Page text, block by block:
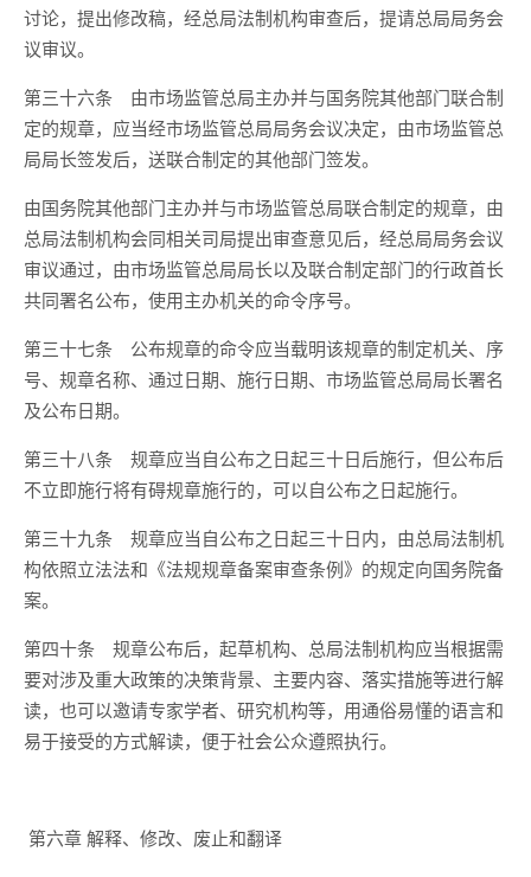
讨论，提出修改稿，经总局法制机构审查后，提请总局局务会
议审议。
第三十六条 由市场监管总局主办并与国务院其他部门联合制
定的规章，应当经市场监管总局局务会议决定，由市场监管总
局局长签发后，送联合制定的其他部门签发。
由国务院其他部门主办并与市场监管总局联合制定的规章，由
总局法制机构会同相关司局提出审查意见后，经总局局务会议
审议通过，由市场监管总局局长以及联合制定部门的行政首长
共同署名公布，使用主办机关的命令序号。
第三十七条 公布规章的命令应当载明该规章的制定机关、序
号、规章名称、通过日期、施行日期、市场监管总局局长署名
及公布日期。
第三十八条 规章应当自公布之日起三十日后施行，但公布后
不立即施行将有碍规章施行的，可以自公布之日起施行。
第三十九条 规章应当自公布之日起三十日内，由总局法制机
构依照立法法和《法规规章备案审查条例》的规定向国务院备
案。
第四十条 规章公布后，起草机构、总局法制机构应当根据需
要对涉及重大政策的决策背景、主要内容、落实措施等进行解
读，也可以邀请专家学者、研究机构等，用通俗易懂的语言和
易于接受的方式解读，便于社会公众遵照执行。
第六章解释、修改、废止和翻译